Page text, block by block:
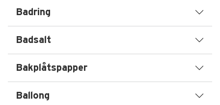
Badring
Badsalt
Bakplåtspapper
Ballong